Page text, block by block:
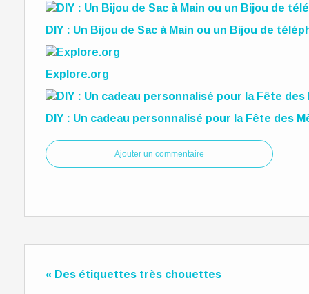
DIY : Un Bijou de Sac à Main ou un Bijou de
Explore.org
DIY : Un cadeau personnalisé pour la Fête des
Ajouter un commentaire
« Des étiquettes très chouettes